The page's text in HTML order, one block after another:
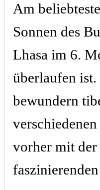
Am
Sonnen des
Lhasa im 6.
überlaufen ist.
bewundern
vorher mit der